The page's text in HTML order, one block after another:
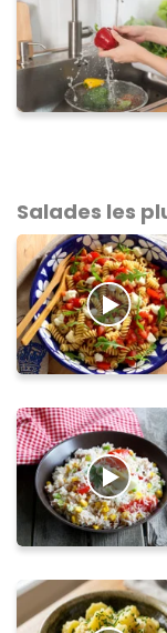
Salades les